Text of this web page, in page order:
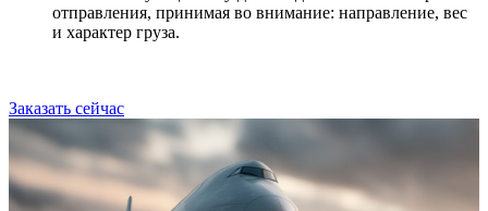
отправления, принимая во внимание: направление, вес
и характер груза.
Заказать сейчас